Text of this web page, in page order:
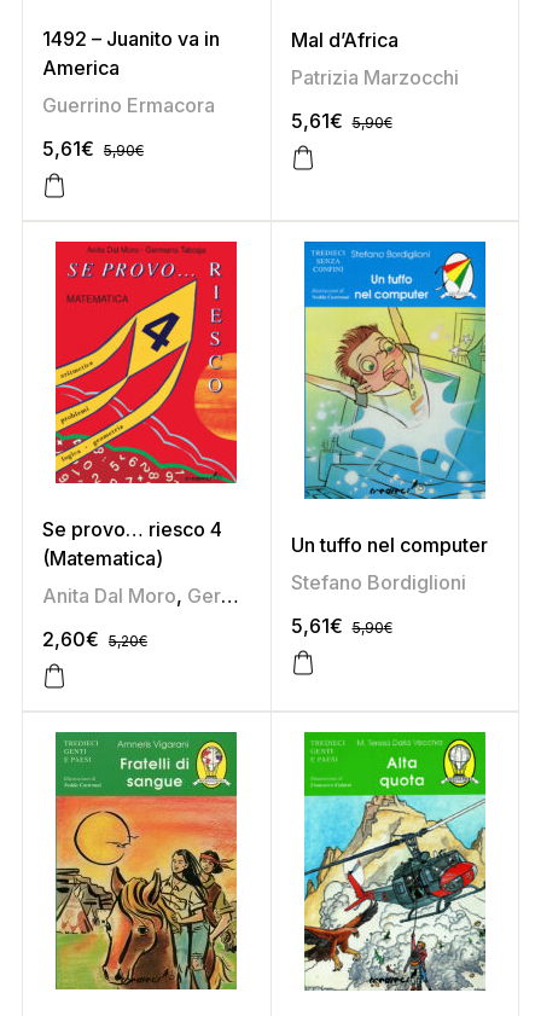
1492 – Juanito va in
America
Guerrino Ermacora
5,61€ 5,90€
Mal d’Africa
Patrizia Marzocchi
5,61€ 5,90€
Se provo… riesco 4
(Matematica)
Anita Dal Moro, Germana Taboga
2,60€ 5,20€
Un tuffo nel computer
Stefano Bordiglioni
5,61€ 5,90€